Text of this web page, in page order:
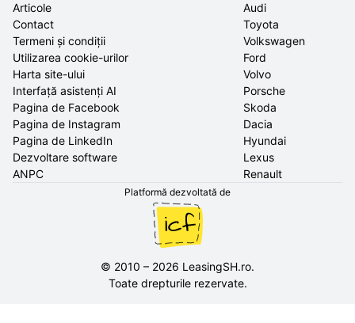
Articole
Contact
Termeni și condiții
Utilizarea cookie-urilor
Harta site-ului
Interfață asistenți AI
Pagina de Facebook
Pagina de Instagram
Pagina de LinkedIn
Dezvoltare software
ANPC
Audi
Toyota
Volkswagen
Ford
Volvo
Porsche
Skoda
Dacia
Hyundai
Lexus
Renault
Platformă dezvoltată de
© 2010 – 2026 LeasingSH.ro.
Toate drepturile rezervate.